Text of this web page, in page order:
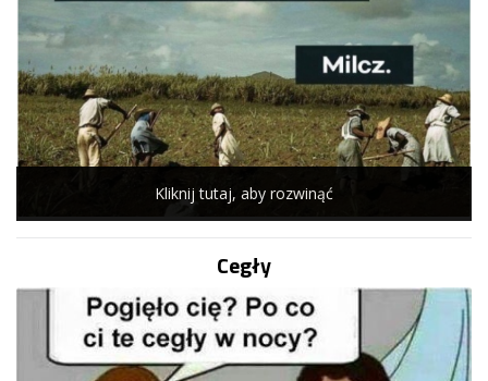
Kliknij tutaj, aby rozwinąć
Cegły